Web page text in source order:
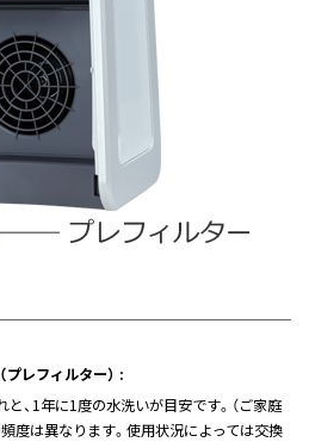
レフィルター） :
、1年に1度の水洗いが目安です。（ご家庭
度は異なります。使用状況によっては交換